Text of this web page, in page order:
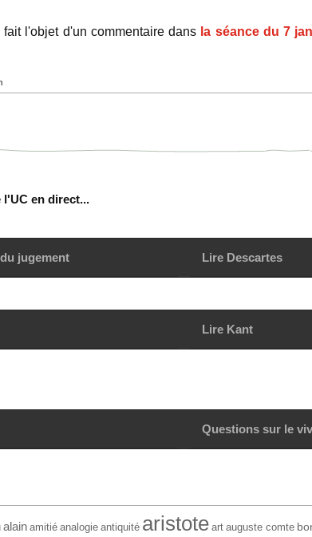
fait l'objet d'un commentaire dans la séance du 7
l'UC en direct...
jugement Lire Descartes
Lire Kant
Questions sur le
alain amitié analogie antiquité aristote art auguste comte